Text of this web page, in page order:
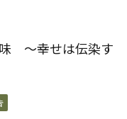
〜幸せは伝染す